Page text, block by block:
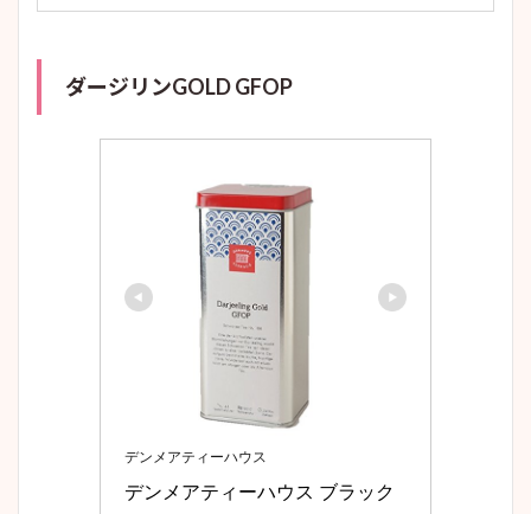
ダージリンGOLD GFOP
デンメアティーハウス
デンメアティーハウス ブラック